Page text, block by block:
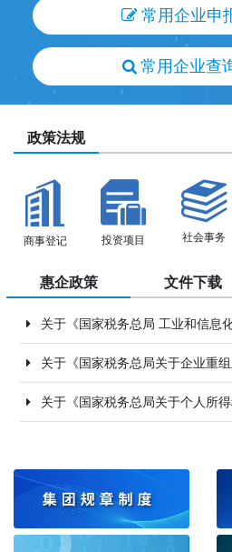
常用企业申
常用企业查
政策法规
商事登记 投资项目 社会事务
惠企政策 文件下载
关于《国家税务总局 工业和信息化部关于发布〈免征车辆购置税的设有固定装置的非运输专用作业车辆目录〉（第
关于《国家税务总局关于企业重组业务所得税处理有关征管问
关于《国家税务总局关于个人所得税有关征管事项